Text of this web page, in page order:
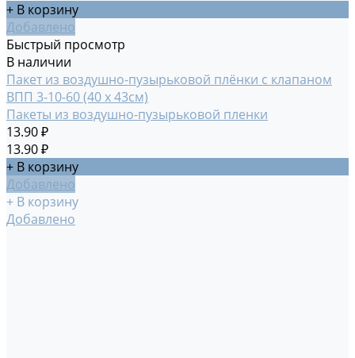
+ В корзину
Добавлено
Быстрый просмотр
В наличии
Пакет из воздушно-пузырьковой плёнки с клапаном
ВПП 3-10-60 (40 х 43см)
Пакеты из воздушно-пузырьковой пленки
13.90 ₽
13.90 ₽
+ В корзину
Добавлено
+ В корзину
Добавлено